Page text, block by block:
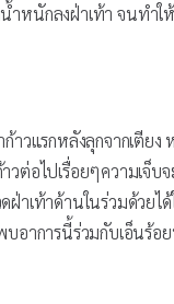
หนักลงฝ่าเท้า จนทำใ
าวแรกหลังลุกจากเตียง
ต่อไปเรื่อยๆความเจ็บ
ฝ่าเท้าด้านในร่วมด้วยไ
อาการนี้ร่วมกับเอ็นร้อ